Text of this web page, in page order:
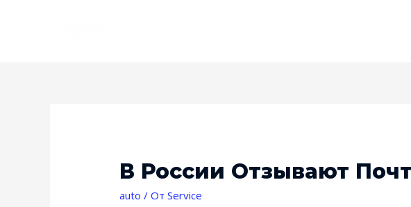
В России Отзывают
auto / От Service